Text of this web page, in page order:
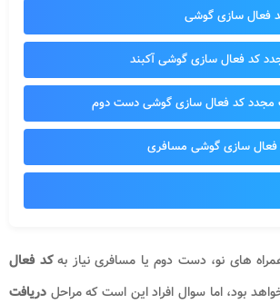
فعال سازی گوشی
کد فعال سازی گوشی آکبند
مجدد کد فعال سازی گوشی دست دوم
فعال سازی گوشی مسافری
های نو، دست دوم یا مسافری نیاز بهکد فعال
بود، اما سوال افراد این است که مراحل دریافت